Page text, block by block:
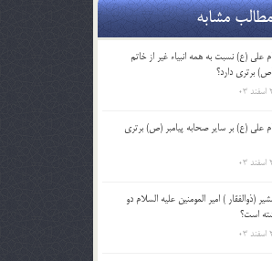
صدا
کلیدهای
مطالب مشابه
علی (ع) نسبت به همه انبیاء غیر از خاتم
(ص) برتری دارد؟
03
علی (ع) بر سایر صحابه پیامبر (ص) برتری
03
(ذوالفقار ) امیر المومنین علیه السلام دو
است؟
03